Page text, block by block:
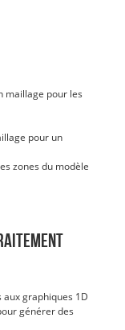
maillage pour les
pour un
zones du modèle
graphiques 1D
générer des